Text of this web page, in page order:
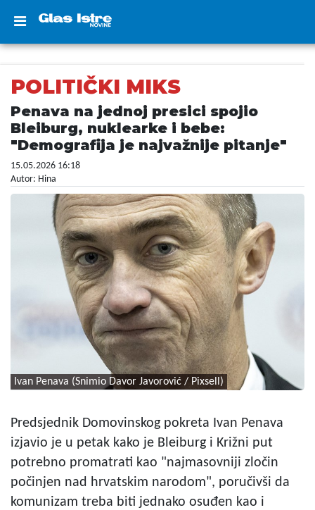
POLITIČKI MIKS
Penava na jednoj presici spojio
Bleiburg, nuklearke i bebe:
"Demografija je najvažnije pitanje"
15.05.2026 16:18
Autor: Hina
Ivan Penava (Snimio Davor Javorović / Pixsell)
Predsjednik Domovinskog pokreta Ivan Penava
izjavio je u petak kako je Bleiburg i Križni put
potrebno promatrati kao "najmasovniji zločin
počinjen nad hrvatskim narodom", poručivši da
komunizam treba biti jednako osuđen kao i